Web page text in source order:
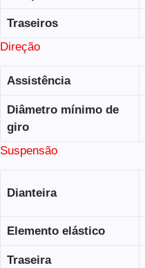
Traseiros
Direção
Assistência
Diâmetro mínimo de
giro
Suspensão
Dianteira
Elemento elástico
Traseira